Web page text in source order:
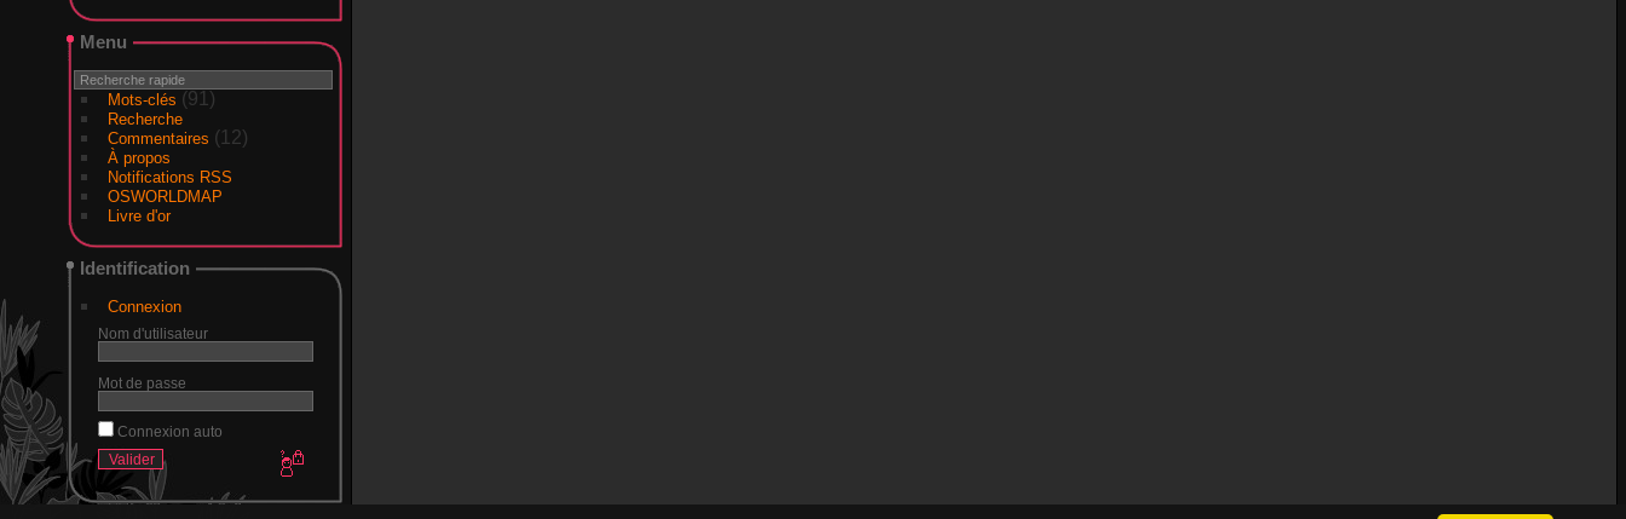
Menu
Mots-clés (91)
Recherche
Commentaires (12)
À propos
Notifications RSS
OSWORLDMAP
Livre d'or
Identification
Connexion
Nom d'utilisateur
Mot de passe
Connexion auto